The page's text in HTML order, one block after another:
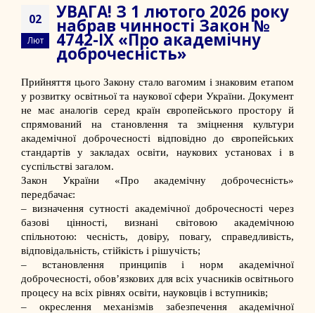
02
Лют
УВАГА! З 1 лютого 2026 року
набрав чинності Закон №
4742-IX «Про академічну
доброчесність»
Прийняття цього Закону стало вагомим і знаковим етапом
у розвитку освітньої та наукової сфери України. Документ
не має аналогів серед країн європейського простору й
спрямований на становлення та зміцнення культури
академічної доброчесності відповідно до європейських
стандартів у закладах освіти, наукових установах і в
суспільстві загалом.
Закон України «Про академічну доброчесність»
передбачає:
– визначення сутності академічної доброчесності через
базові цінності, визнані світовою академічною
спільнотою: чесність, довіру, повагу, справедливість,
відповідальність, стійкість і рішучість;
– встановлення принципів і норм академічної
доброчесності, обов’язкових для всіх учасників освітнього
процесу на всіх рівнях освіти, науковців і вступників;
– окреслення механізмів забезпечення академічної